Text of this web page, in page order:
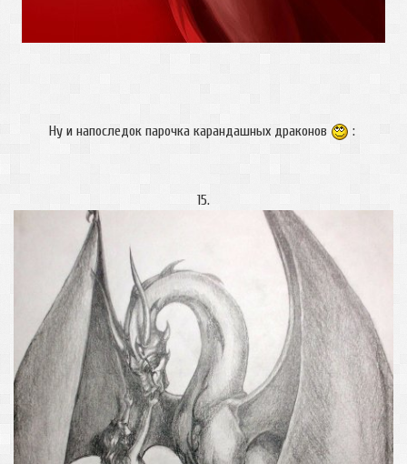
Ну и напоследок парочка карандашных драконов :
15.